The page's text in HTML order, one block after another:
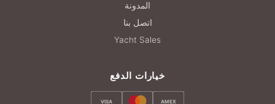
المدونة
اتصل بنا
Yacht Sales
خيارات الدفع
VISA AMEX